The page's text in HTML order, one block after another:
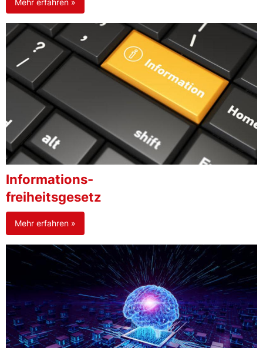
Informations-
freiheitsgesetz
Mehr erfahren »